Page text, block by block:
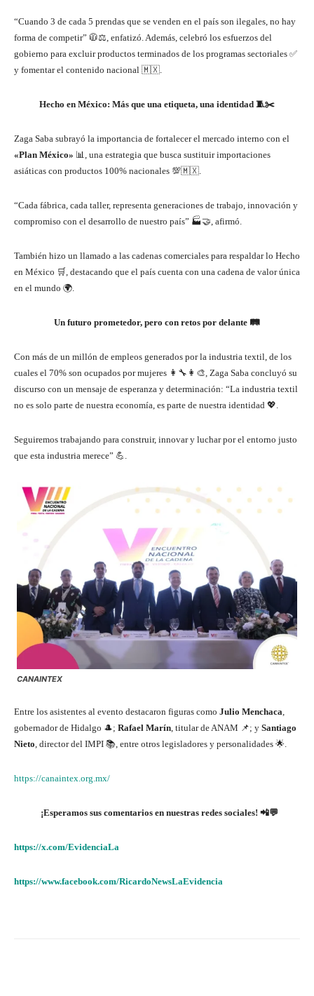
“Cuando 3 de cada 5 prendas que se venden en el país son ilegales, no hay
forma de competir” 🧥⚖️, enfatizó. Además, celebró los esfuerzos del
gobierno para excluir productos terminados de los programas sectoriales ✅
y fomentar el contenido nacional 🇲🇽.
Hecho en México: Más que una etiqueta, una identidad 🧵✂️
Zaga Saba subrayó la importancia de fortalecer el mercado interno con el
«Plan México» 📊, una estrategia que busca sustituir importaciones
asiáticas con productos 100% nacionales 💯🇲🇽.
“Cada fábrica, cada taller, representa generaciones de trabajo, innovación y
compromiso con el desarrollo de nuestro país” 🏭🤝, afirmó.
También hizo un llamado a las cadenas comerciales para respaldar lo Hecho
en México 🛒, destacando que el país cuenta con una cadena de valor única
en el mundo 🌍.
Un futuro prometedor, pero con retos por delante 🛤️
Con más de un millón de empleos generados por la industria textil, de los
cuales el 70% son ocupados por mujeres 👩‍🔧👩‍🎨, Zaga Saba concluyó su
discurso con un mensaje de esperanza y determinación: “La industria textil
no es solo parte de nuestra economía, es parte de nuestra identidad 💖.
Seguiremos trabajando para construir, innovar y luchar por el entorno justo
que esta industria merece” 💪.
CANAINTEX
Entre los asistentes al evento destacaron figuras como Julio Menchaca
gobernador de Hidalgo 🎩; Rafael Marín , titular de ANAM 📌; y Santiago
Nieto , director del IMPI 📚, entre otros legisladores y personalidades 🌟.
https://canaintex.org.mx/
¡Esperamos sus comentarios en nuestras redes sociales! 📲💬
https://x.com/EvidenciaLa
https://www.facebook.com/RicardoNewsLaEvidencia